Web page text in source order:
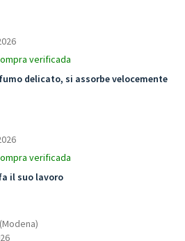
verificada
delicato, si assorbe velocemente
verificada
il suo lavoro
(Modena)